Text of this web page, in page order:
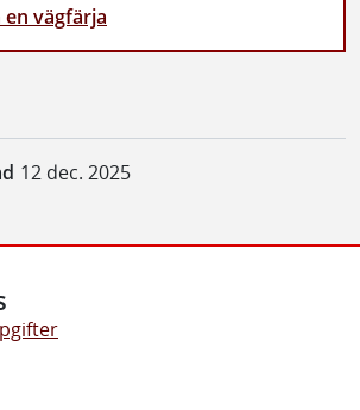
vägfärja
12 dec. 2025